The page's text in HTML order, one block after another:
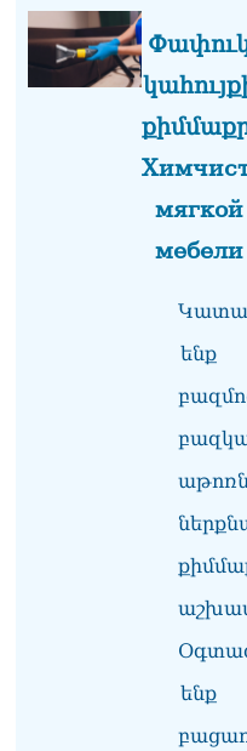
мягкой
мебели
ենք
ենք